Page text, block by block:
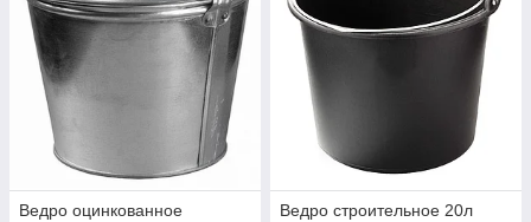
Ведро оцинкованное
Ведро строительное 20л